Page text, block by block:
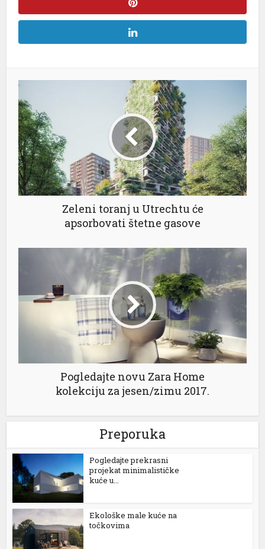
Zeleni toranj u Utrechtu će
apsorbovati štetne gasove
Pogledajte novu Zara Home
kolekciju za jesen/zimu 2017.
Preporuka
Pogledajte prekrasni
projekat minimalističke
kuće u...
Ekološke male kuće na
točkovima